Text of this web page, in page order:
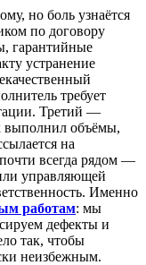
но боль узнаётся
по договору
гарантийные
устранение
требует
Третий —
выполнил объёмы,
на
почти всегда рядом —
управляющей
Именно
работам: мы
дефекты и
так, чтобы
неизбежным.